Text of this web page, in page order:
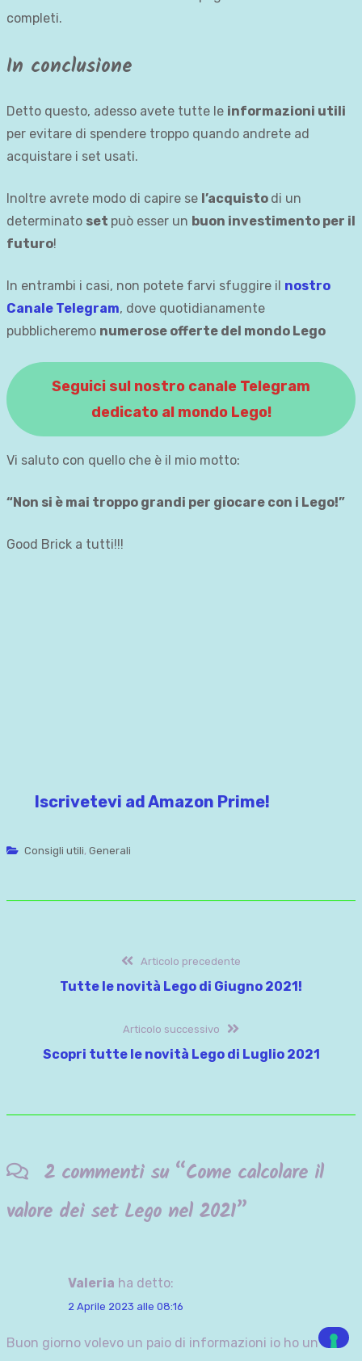
completi.
In conclusione
Detto questo, adesso avete tutte le informazioni utili
per evitare di spendere troppo quando andrete ad
acquistare i set usati.
Inoltre avrete modo di capire se l’acquisto di un
determinato set può esser un buon investimento per il
futuro!
In entrambi i casi, non potete farvi sfuggire il nostro
Canale Telegram, dove quotidianamente
pubblicheremo numerose offerte del mondo Lego
Seguici sul nostro canale Telegram
dedicato al mondo Lego!
Vi saluto con quello che è il mio motto:
“Non si è mai troppo grandi per giocare con i Lego!”
Good Brick a tutti!!!
Iscrivetevi ad Amazon Prime!
Consigli utili, Generali
articoli
Articolo precedenteArticolo
precedente:
Tutte le novità Lego di Giugno 2021!
Articolo successivo
Articolo
successivo:
Scopri tutte le novità Lego di Luglio 2021
2 commenti su “Come calcolare il
valore dei set Lego nel 2021”
Valeria ha detto:
2 Aprile 2023 alle 08:16
Buon giorno volevo un paio di informazioni io ho un tiè